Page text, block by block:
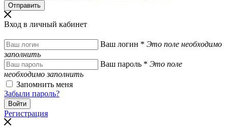
Вход в личный кабинет
Ваш логин * Это поле необходимо
заполнить
Ваш пароль * Это поле
необходимо заполнить
Запомнить меня
Забыли пароль?
Регистрация